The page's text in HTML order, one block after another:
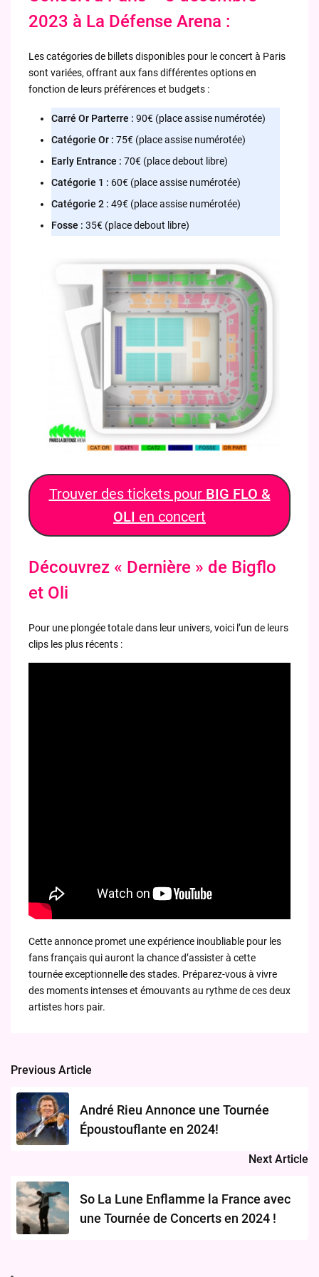
2023 à La Défense Arena :
Les catégories de billets disponibles pour le concert à Paris
sont variées, offrant aux fans différentes options en
fonction de leurs préférences et budgets :
Carré Or Parterre : 90€ (place assise numérotée)
Catégorie Or : 75€ (place assise numérotée)
Early Entrance : 70€ (place debout libre)
Catégorie 1 : 60€ (place assise numérotée)
Catégorie 2 : 49€ (place assise numérotée)
Fosse : 35€ (place debout libre)
Trouver des tickets pour BIG FLO &
OLI en concert
Découvrez « Dernière » de Bigflo
et Oli
Pour une plongée totale dans leur univers, voici l’un de leurs
clips les plus récents :
Cette annonce promet une expérience inoubliable pour les
fans français qui auront la chance d’assister à cette
tournée exceptionnelle des stades. Préparez-vous à vivre
des moments intenses et émouvants au rythme de ces deux
artistes hors pair.
Post
navigation
Previous Article
André Rieu Annonce une Tournée
Époustouflante en 2024!
Next Article
So La Lune Enflamme la France avec
une Tournée de Concerts en 2024 !